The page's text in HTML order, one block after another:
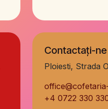
Contactați-ne
Ploiesti, Strada
+4 0722 330